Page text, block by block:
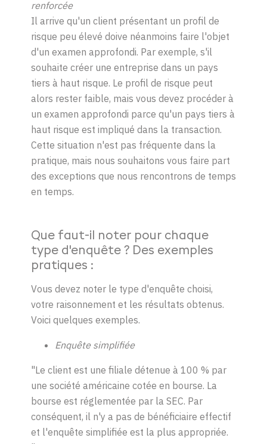
renforcée
Il arrive qu'un client présentant un profil de
risque peu élevé doive néanmoins faire l'objet
d'un examen approfondi. Par exemple, s'il
souhaite créer une entreprise dans un pays
tiers à haut risque. Le profil de risque peut
alors rester faible, mais vous devez procéder à
un examen approfondi parce qu'un pays tiers à
haut risque est impliqué dans la transaction.
Cette situation n'est pas fréquente dans la
pratique, mais nous souhaitons vous faire part
des exceptions que nous rencontrons de temps
en temps.
Que faut-il noter pour chaque
type d'enquête ? Des exemples
pratiques :
Vous devez noter le type d'enquête choisi,
votre raisonnement et les résultats obtenus.
Voici quelques exemples.
Enquête simplifiée
"Le client est une filiale détenue à 100 % par
une société américaine cotée en bourse. La
bourse est réglementée par la SEC. Par
conséquent, il n'y a pas de bénéficiaire effectif
et l'enquête simplifiée est la plus appropriée.